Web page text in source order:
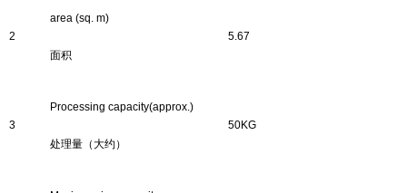
2
area (sq. m)
面积
5.67
3
Processing capacity(approx.)
处理量（大约）
50KG